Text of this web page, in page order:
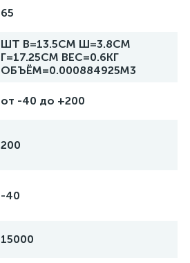
65
ШТ В=13.5СМ Ш=3.8СМ
Г=17.25СМ ВЕС=0.6КГ
ОБЪЁМ=0.000884925М3
от -40 до +200
200
-40
15000